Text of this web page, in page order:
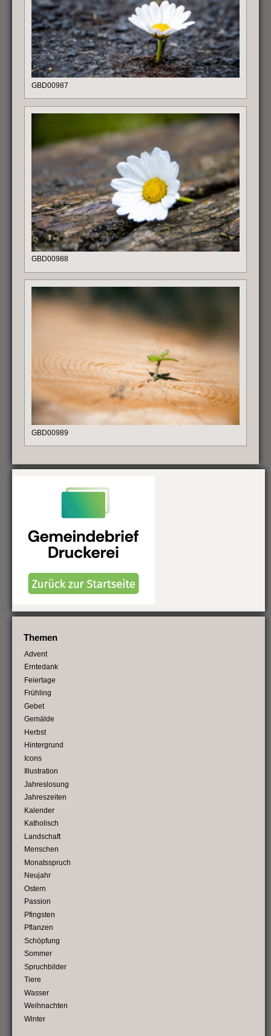
GBD00987
GBD00988
GBD00989
Themen
Advent
Erntedank
Feiertage
Frühling
Gebet
Gemälde
Herbst
Hintergrund
Icons
Illustration
Jahreslosung
Jahreszeiten
Kalender
Katholisch
Landschaft
Menschen
Monatsspruch
Neujahr
Ostern
Passion
Pfingsten
Pflanzen
Schöpfung
Sommer
Spruchbilder
Tiere
Wasser
Weihnachten
Winter